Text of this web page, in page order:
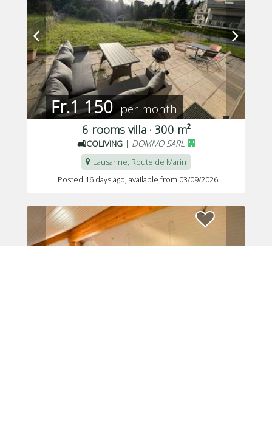
Fr.1 150 per month
6 rooms villa · 300 m²
🛋️COLIVING | DOMIVO SARL
Lausanne, Route de Marin
Posted 16 days ago , available from 03/09/2026